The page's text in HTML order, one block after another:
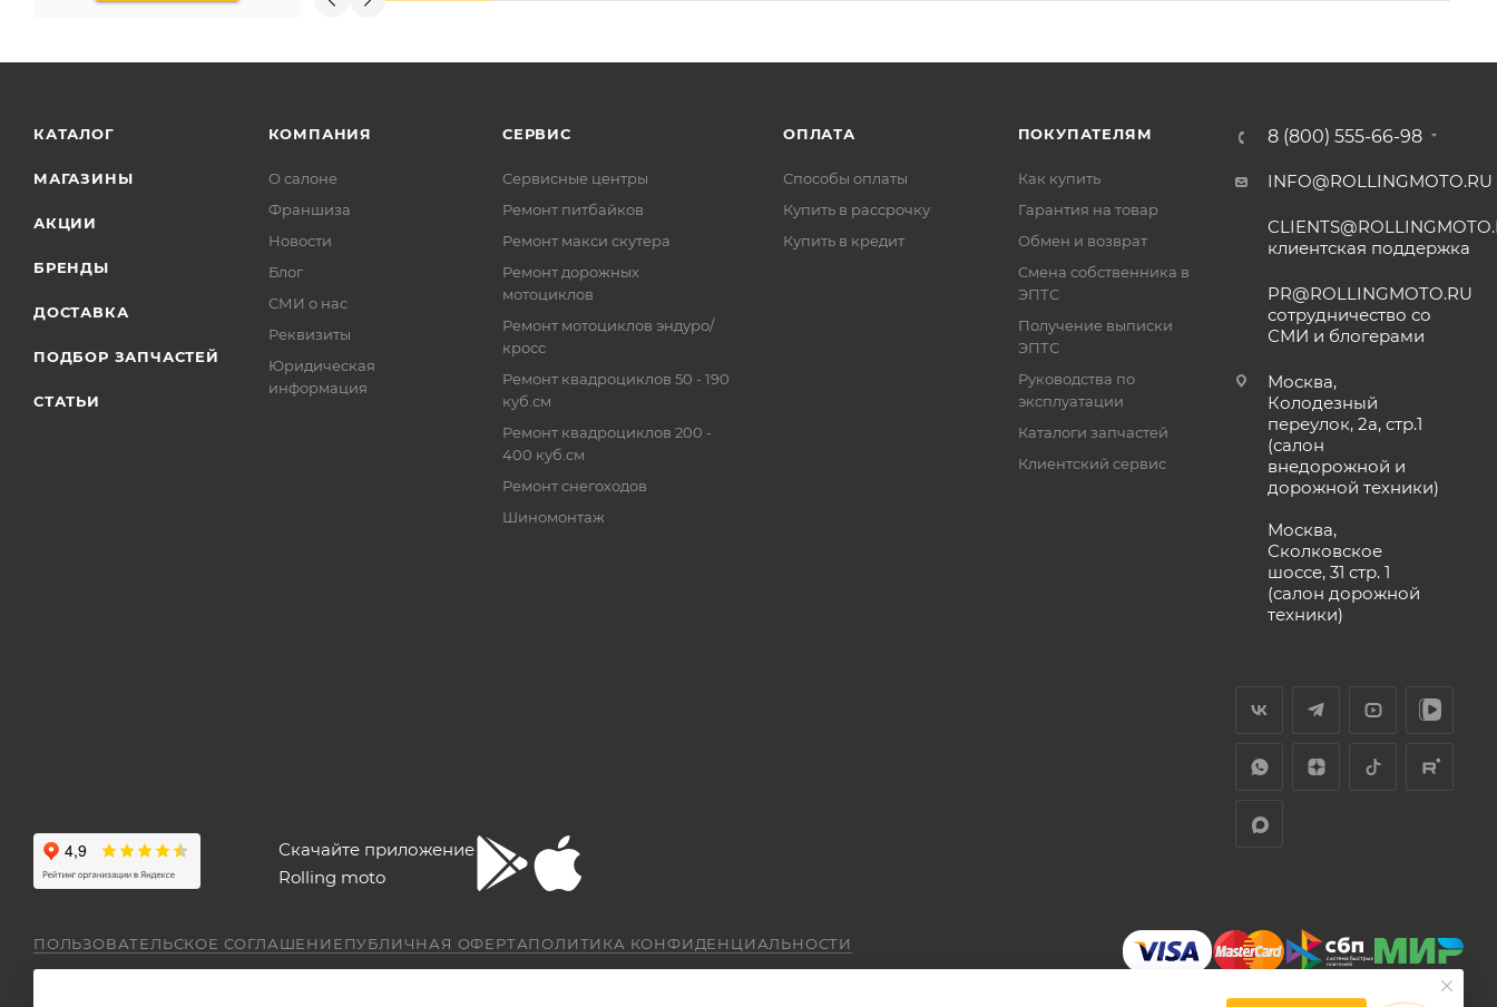
КАТАЛОГ
МАГАЗИНЫ
АКЦИИ
БРЕНДЫ
ДОСТАВКА
ПОДБОР ЗАПЧАСТЕЙ
СТАТЬИ
КОМПАНИЯ
О салоне
Франшиза
Новости
Блог
СМИ о нас
Реквизиты
Юридическая
информация
СЕРВИС
Сервисные центры
Ремонт питбайков
Ремонт макси скутера
Ремонт дорожных
мотоциклов
Ремонт мотоциклов эндуро/
кросс
Ремонт квадроциклов 50 - 190
куб.см
Ремонт квадроциклов 200 -
400 куб.см
Ремонт снегоходов
Шиномонтаж
ОПЛАТА
Способы оплаты
Купить в рассрочку
Купить в кредит
ПОКУПАТЕЛЯМ
Как купить
Гарантия на товар
Обмен и возврат
Смена собственника в
ЭПТС
Получение выписки
ЭПТС
Руководства по
эксплуатации
Каталоги запчастей
Клиентский сервис
8 (800) 555-66-98
INFO@ROLLINGMOTO.RU
клиентская поддержка
PR@ROLLINGMOTO.RU
сотрудничество со
СМИ и блогерами
Москва,
Колодезный
переулок, 2а, стр.1
(салон
внедорожной и
дорожной техники)
Москва,
Сколковское
шоссе, 31 стр. 1
(салон дорожной
техники)
Скачайте приложение
Rolling moto
ПОЛЬЗОВАТЕЛЬСКОЕ СОГЛАШЕНИЕПУБЛИЧНАЯ ОФЕРТАПОЛИТИКА КОНФИДЕНЦИАЛЬНОСТИ